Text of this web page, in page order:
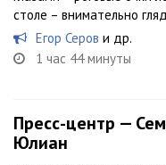
столе – внимательно
Егор Серов и др.
1 час 44 минуты
Пресс-центр —
Юлиан